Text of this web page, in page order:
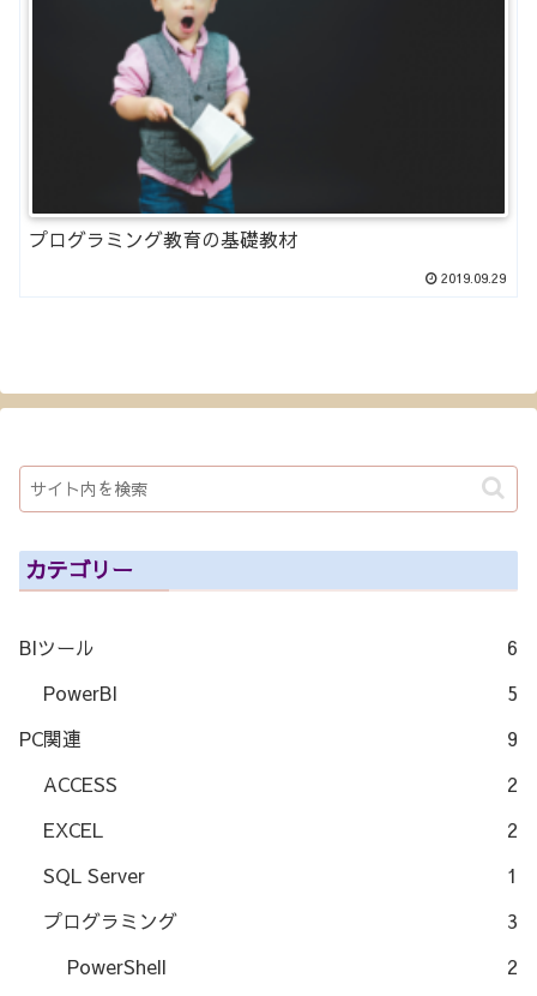
プログラミング教育の基礎教材
2019.09.29
カテゴリー
BIツール
6
PowerBI
5
PC関連
9
ACCESS
2
EXCEL
2
SQL Server
1
プログラミング
3
PowerShell
2